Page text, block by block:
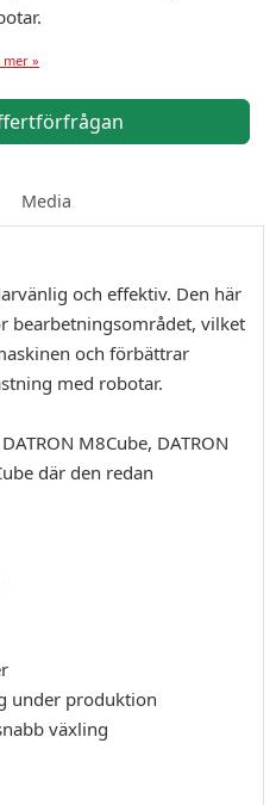
mer »
Media
och effektiv. Den här
bearbetningsområdet, vilket
och förbättrar
med robotar.
M8Cube, DATRON
där den redan
under produktion
växling